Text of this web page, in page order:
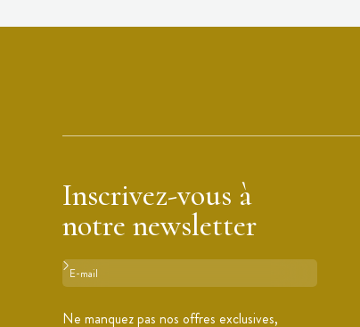
Inscrivez-vous à
notre newsletter
Format : adresse@email.com
Ne manquez pas nos offres exclusives,